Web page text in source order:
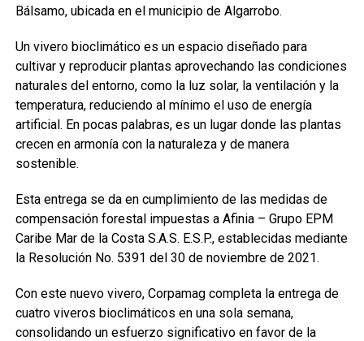
Bálsamo, ubicada en el municipio de Algarrobo.
Un vivero bioclimático es un espacio diseñado para
cultivar y reproducir plantas aprovechando las condiciones
naturales del entorno, como la luz solar, la ventilación y la
temperatura, reduciendo al mínimo el uso de energía
artificial. En pocas palabras, es un lugar donde las plantas
crecen en armonía con la naturaleza y de manera
sostenible.
Esta entrega se da en cumplimiento de las medidas de
compensación forestal impuestas a Afinia – Grupo EPM
Caribe Mar de la Costa S.A.S. E.S.P., establecidas mediante
la Resolución No. 5391 del 30 de noviembre de 2021.
Con este nuevo vivero, Corpamag completa la entrega de
cuatro viveros bioclimáticos en una sola semana,
consolidando un esfuerzo significativo en favor de la